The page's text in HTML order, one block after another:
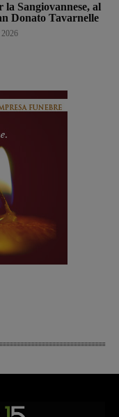
la Sangiovannese, al
Donato Tavarnelle